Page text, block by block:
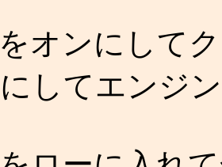
オンにして
にしてエンジ